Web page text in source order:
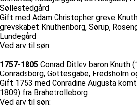
Søllestedgård
Gift med Adam Christopher greve
grevskabet Knuthenborg, Sørup,
Lundegård
Ved arv til søn:
1757-1805 Conrad Ditlev baron Knuth
Conradsborg, Gottesgabe, Fredsholm
Gift 1753 med Conradine Augusta
1809) fra Brahetrolleborg
Ved arv til søn: